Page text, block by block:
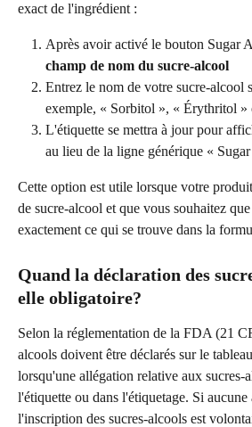
exact de l'ingrédient :
Après avoir activé le bouton Sugar
champ de nom du sucre-alcool
Entrez le nom de votre sucre-alcool
exemple, « Sorbitol », « Érythritol
L'étiquette se mettra à jour pour
au lieu de la ligne générique «
Cette option est utile lorsque votre
de sucre-alcool et que vous souhaitez
exactement ce qui se trouve dans la
Quand la déclaration des
elle obligatoire?
Selon la réglementation de la FDA (21
alcools doivent être déclarés sur le
lorsqu'une allégation relative aux sucres-
l'étiquette ou dans l'étiquetage. Si
l'inscription des sucres-alcools est